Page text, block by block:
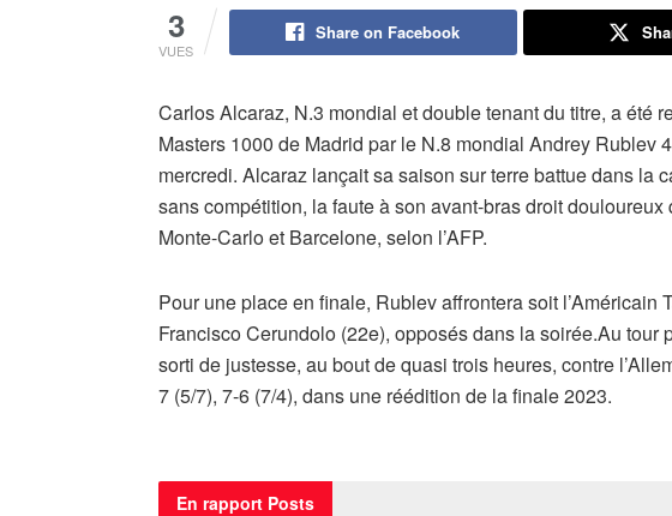
3
VUES
Share on Facebook
Carlos Alcaraz, N.3 mondial et double tenant du titre, a été
Masters 1000 de Madrid par le N.8 mondial Andrey Rublev
mercredi. Alcaraz lançait sa saison sur terre battue dans la
sans compétition, la faute à son avant-bras droit douloureux
Monte-Carlo et Barcelone, selon l’AFP.
Pour une place en finale, Rublev affrontera soit l’Américain
Francisco Cerundolo (22e), opposés dans la soirée.Au tour
sorti de justesse, au bout de quasi trois heures, contre
7 (5/7), 7-6 (7/4), dans une réédition de la finale 2023.
En rapport Posts